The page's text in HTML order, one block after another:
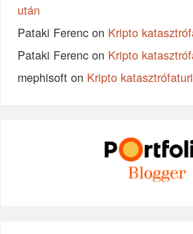
után
Pataki Ferenc on Kripto
Pataki Ferenc on Kripto
mephisoft on Kripto